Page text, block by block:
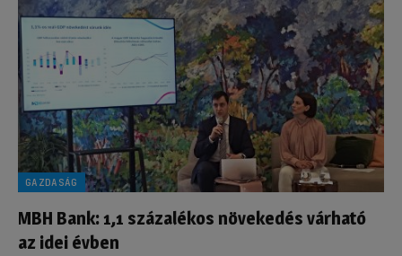
GAZDASÁG
MBH Bank: 1,1 százalékos növekedés várható
az idei évben